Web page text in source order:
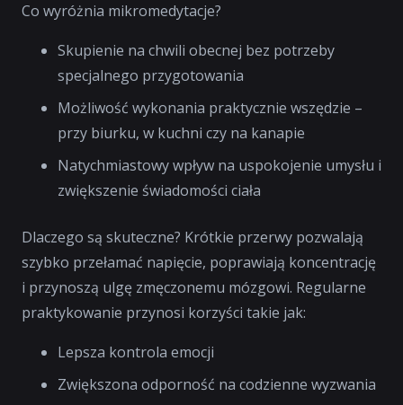
Co wyróżnia mikromedytacje?
Skupienie na chwili obecnej bez potrzeby
specjalnego przygotowania
Możliwość wykonania praktycznie wszędzie –
przy biurku, w kuchni czy na kanapie
Natychmiastowy wpływ na uspokojenie umysłu i
zwiększenie świadomości ciała
Dlaczego są skuteczne? Krótkie przerwy pozwalają
szybko przełamać napięcie, poprawiają koncentrację
i przynoszą ulgę zmęczonemu mózgowi. Regularne
praktykowanie przynosi korzyści takie jak:
Lepsza kontrola emocji
Zwiększona odporność na codzienne wyzwania